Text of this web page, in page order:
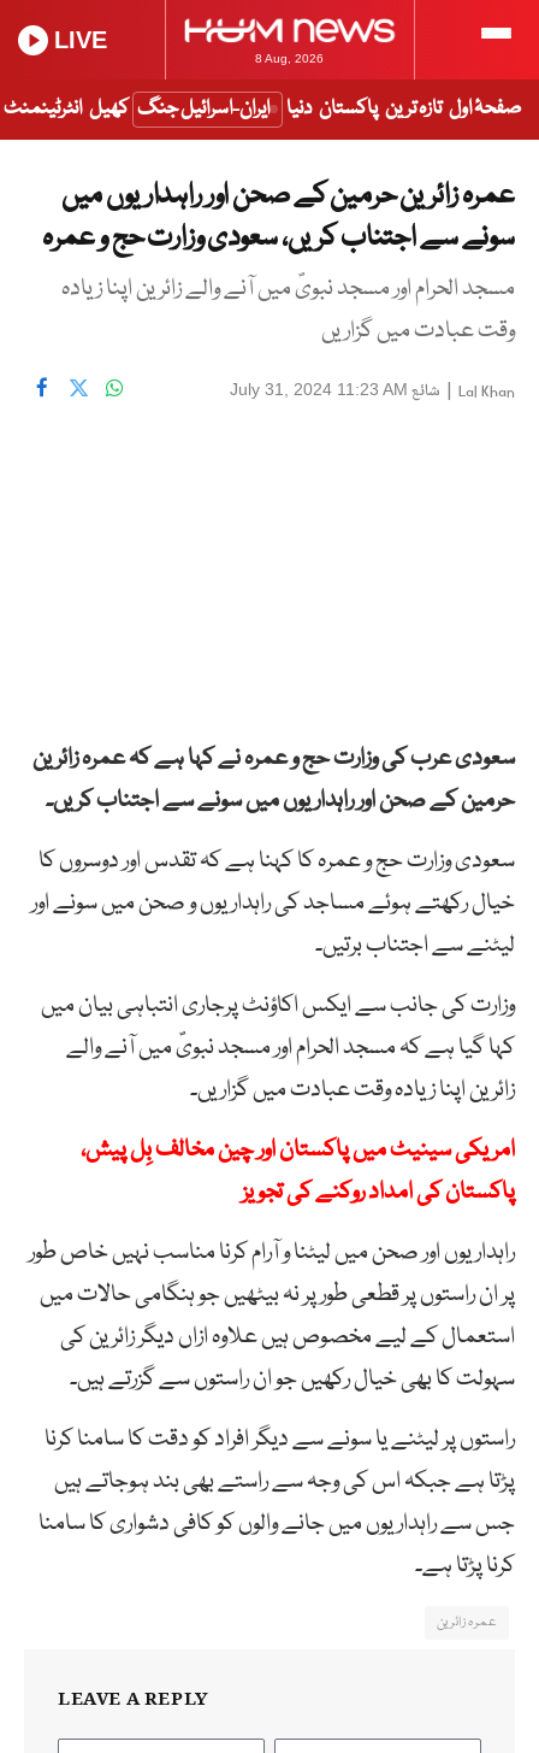
8 Aug, 2026
LIVE
صفحۂ اول تازہ ترین پاکستان دنیا ایران-اسرائیل جنگ کھیل انٹرٹینمنٹ
عمرہ زائرین حرمین کے صحن اور راہداریوں میں
سونے سے اجتناب کریں، سعودی وزارت حج و عمرہ
مسجد الحرام اور مسجد نبویؐ میں آنے والے زائرین اپنا زیادہ
وقت عبادت میں گزاریں
Lal Khan
| شائع July 31, 2024 11:23 AM
سعودی عرب کی وزارت حج و عمرہ نے کہا ہے کہ عمرہ زائرین
حرمین کے صحن اور راہداریوں میں سونے سے اجتناب کریں۔
سعودی وزارت حج و عمرہ کا کہنا ہے کہ تقدس اور دوسروں کا
خیال رکھتے ہوئے مساجد کی راہداریوں و صحن میں سونے اور
لیٹنے سے اجتناب برتیں۔
وزارت کی جانب سے ایکس اکاؤنٹ پرجاری انتباہی بیان میں
کہا گیا ہے کہ مسجد الحرام اور مسجد نبویؐ میں آنے والے
زائرین اپنا زیادہ وقت عبادت میں گزاریں۔
امریکی سینیٹ میں پاکستان اور چین مخالف بِل پیش،
پاکستان کی امداد روکنے کی تجویز
راہداریوں اور صحن میں لیٹنا و آرام کرنا مناسب نہیں خاص طور
پر ان راستوں پر قطعی طورپر نہ بیٹھیں جو ہنگامی حالات میں
استعمال کے لیے مخصوص ہیں علاوہ ازاں دیگر زائرین کی
سہولت کا بھی خیال رکھیں جو ان راستوں سے گزرتے ہیں۔
راستوں پر لیٹنے یا سونے سے دیگر افراد کو دقت کا سامنا کرنا
پڑتا ہے جبکہ اس کی وجہ سے راستے بھی بند ہوجاتے ہیں
جس سے راہداریوں میں جانے والوں کو کافی دشواری کا سامنا
کرنا پڑتا ہے۔
عمرہ زائرین
LEAVE A REPLY